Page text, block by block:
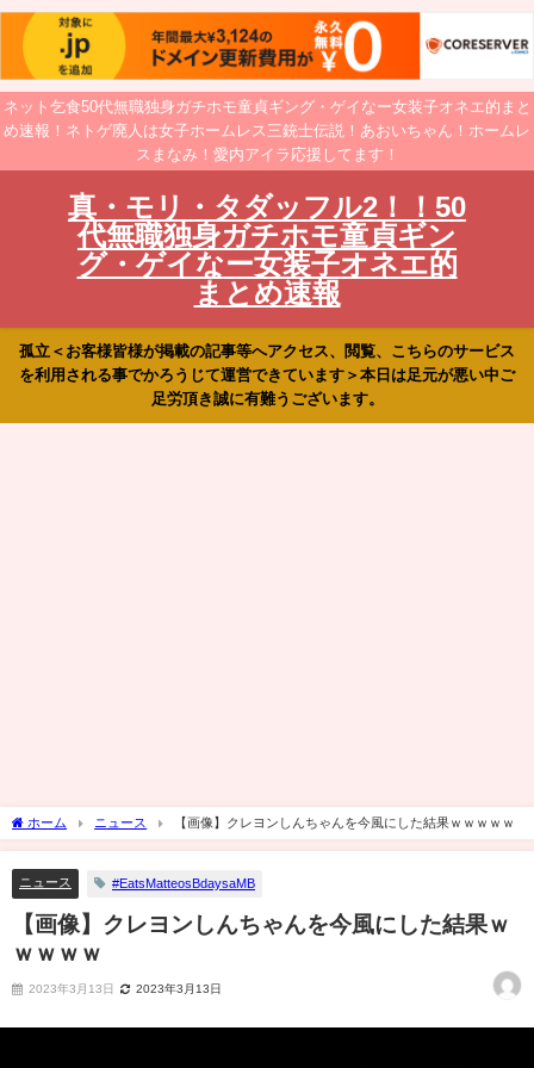
ネット乞食50代無職独身ガチホモ童貞ギング・ゲイなー女装子オネエ的まと
め速報！ネトゲ廃人は女子ホームレス三銃士伝説！あおいちゃん！ホームレ
スまなみ！愛内アイラ応援してます！
真・モリ・タダッフル2！！50
代無職独身ガチホモ童貞ギン
グ・ゲイなー女装子オネエ的
まとめ速報
孤立＜お客様皆様が掲載の記事等へアクセス、閲覧、こちらのサービス
を利用される事でかろうじて運営できています＞本日は足元が悪い中ご
足労頂き誠に有難うございます。
ホーム ニュース 【画像】クレヨンしんちゃんを今風にした結果ｗｗｗｗｗ
ニュース #EatsMatteosBdaysaMB
【画像】クレヨンしんちゃんを今風にした結果ｗ
ｗｗｗｗ
2023年3月13日 2023年3月13日